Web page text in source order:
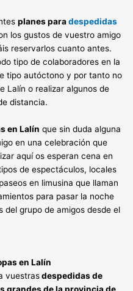
planes paradespedidas
los gustos de vuestro amigo
reservarlos cuanto antes.
tipo de colaboradores en la
tipo autóctono y por tanto no
Lalín o realizar algunos de
distancia.
en Lalín que sin duda alguna
en una celebración que
aquí os esperan cena en
de espectáculos, locales
en limusina que llaman
para pasar la noche
del grupo de amigos desde el
en Lalín
vuestrasdespedidas de
grandes de la provincia de